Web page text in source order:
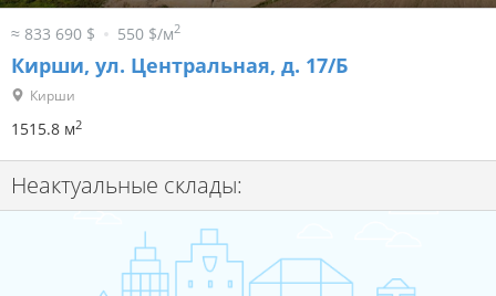
≈ 833 690 $ 550 $/м2
Кирши, ул. Центральная, д. 17/Б
Кирши
1515.8 м2
Неактуальные склады: